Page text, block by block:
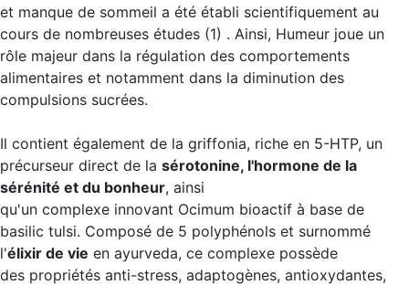
et manque de sommeil a été établi scientifiquement au
cours de nombreuses études (1) . Ainsi, Humeur joue un
rôle majeur dans la régulation des comportements
alimentaires et notamment dans la diminution des
compulsions sucrées.
Il contient également de la griffonia, riche en 5-HTP, un
précurseur direct de la sérotonine, l'hormone de la
sérénité et du bonheur, ainsi
qu'un complexe innovant Ocimum bioactif à base de
basilic tulsi. Composé de 5 polyphénols et surnommé
l'élixir de vie en ayurveda, ce complexe possède
des propriétés anti-stress, adaptogènes, antioxydantes,